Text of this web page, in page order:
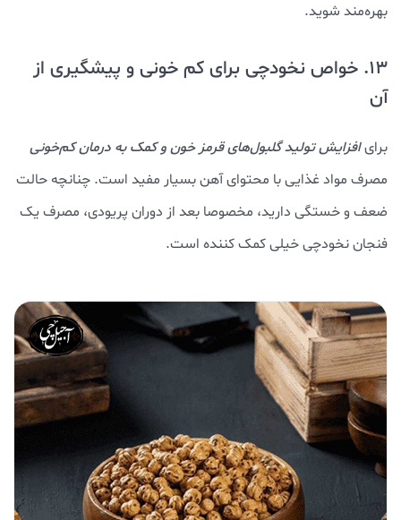
بهره‌مند شوید.
13. خواص نخودچی برای کم خونی و پیشگیری از
آن
برایافزایش تولید گلبول‌های قرمز خون و کمک به درمان کم‌خونی
مصرف مواد غذایی با محتوای آهن بسیار مفید است. چنانچه حالت
ضعف و خستگی دارید، مخصوصا بعد از دوران پریودی، مصرف یک
فنجان نخودچی خیلی کمک کننده است.